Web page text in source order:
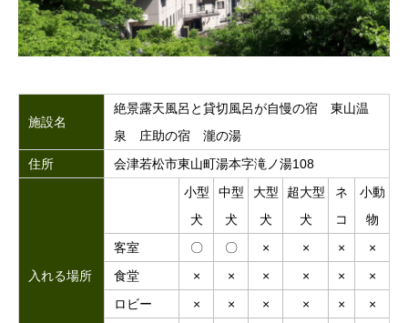
施設名
絶景露天風呂と貸切風呂が自慢の宿 東山温
泉 庄助の宿 瀧の湯
住所
会津若松市東山町湯本字滝ノ湯108
入れる場所
小型
犬
中型
犬
大型
犬
超大型
犬
ネ
コ
小動
物
客室
〇 〇 × × ×
×
食堂
× × × × ×
×
ロビー
× × × × ×
×